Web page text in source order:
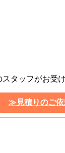
タッフがお受
≫見積りのご依